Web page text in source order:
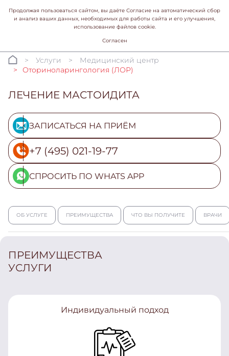
Услуги
Медицинский центр
Оториноларингология (ЛОР)
ЛЕЧЕНИЕ МАСТОИДИТА
ЗАПИСАТЬСЯ НА ПРИЁМ
+7 (495) 021-19-77
СПРОСИТЬ ПО WHATS APP
ОБ УСЛУГЕ ПРЕИМУЩЕСТВА ЧТО ВЫ ПОЛУЧИТЕ ВРАЧИ
ПРЕИМУЩЕСТВА
УСЛУГИ
Индивидуальный подход
Продолжая пользоваться сайтом, вы даёте Согласие на автоматический сбор
и анализ ваших данных, необходимых для работы сайта и его улучшения,
использование файлов cookie.
Согласен